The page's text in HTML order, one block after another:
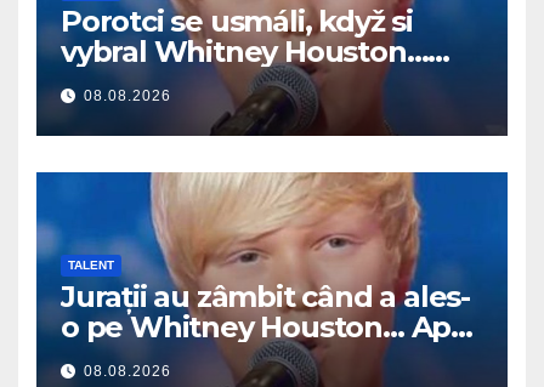
Porotci se usmáli, když si
vybral Whitney Houston…
Pak začal zpívat
08.08.2026
TALENT
Jurații au zâmbit când a ales-
o pe Whitney Houston… Apoi
a început să cânte
08.08.2026